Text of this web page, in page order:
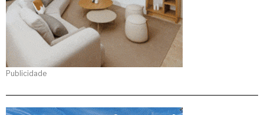
Publicidade